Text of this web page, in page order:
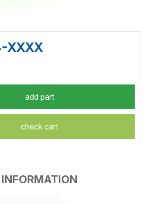
XXXX
check cart